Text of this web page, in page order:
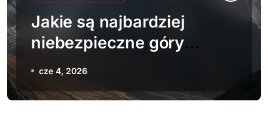
Jakie są najbardziej
niebezpieczne góry
świata
cze 4, 2026